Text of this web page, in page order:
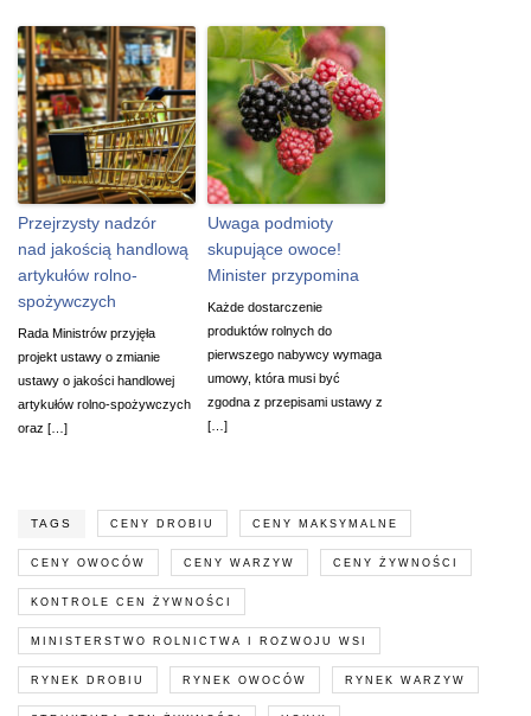
Przejrzysty nadzór
nad jakością handlową
artykułów rolno-
spożywczych
Rada Ministrów przyjęła
projekt ustawy o zmianie
ustawy o jakości handlowej
artykułów rolno-spożywczych
oraz […]
Uwaga podmioty
skupujące owoce!
Minister przypomina
Każde dostarczenie
produktów rolnych do
pierwszego nabywcy wymaga
umowy, która musi być
zgodna z przepisami ustawy z
[…]
TAGS CENY DROBIU CENY MAKSYMALNE
CENY OWOCÓW CENY WARZYW CENY ŻYWNOŚCI
KONTROLE CEN ŻYWNOŚCI
MINISTERSTWO ROLNICTWA I ROZWOJU WSI
RYNEK DROBIU RYNEK OWOCÓW RYNEK WARZYW